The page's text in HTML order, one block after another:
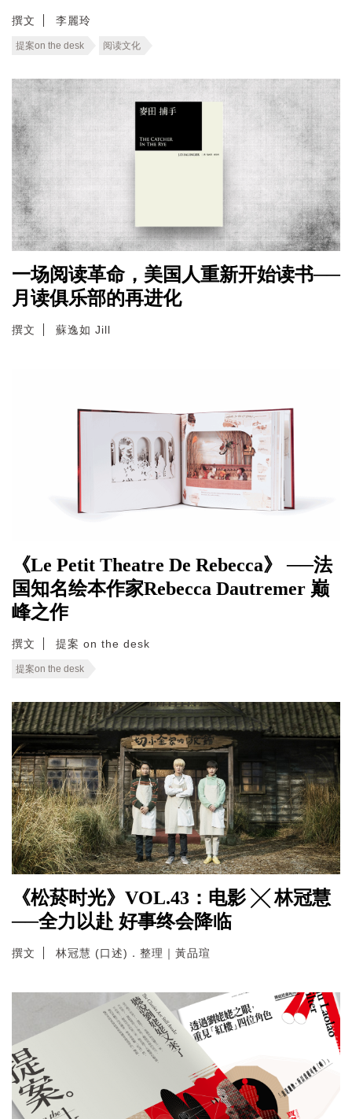
撰文 李麗玲
提案on the desk 阅读文化
一场阅读革命，美国人重新开始读书──
月读俱乐部的再进化
撰文 蘇逸如 Jill
《Le Petit Theatre De Rebecca》 ──法
国知名绘本作家Rebecca Dautremer 巅
峰之作
撰文 提案 on the desk
提案on the desk
《松菸时光》VOL.43：电影 ╳ 林冠慧
──全力以赴 好事终会降临
撰文 林冠慧 (口述)．整理｜黃品瑄